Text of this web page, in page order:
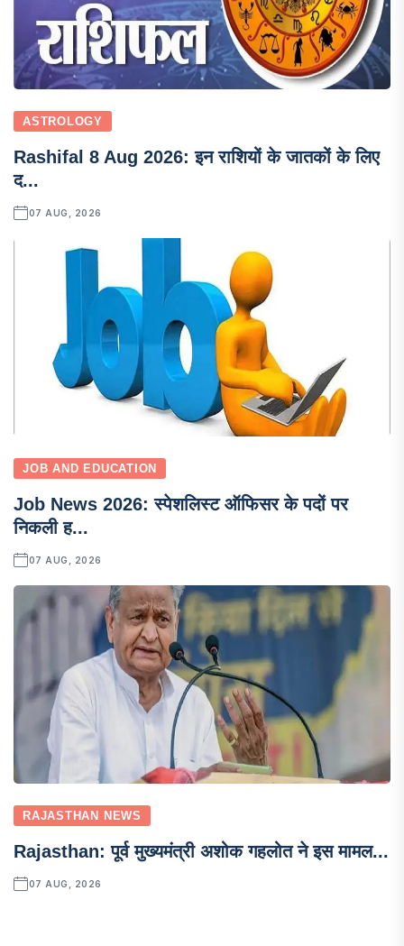
ASTROLOGY
Rashifal 8 Aug 2026: इन राशियों के जातकों के लिए
द...
07 AUG, 2026
JOB AND EDUCATION
Job News 2026: स्पेशलिस्ट ऑफिसर के पदों पर
निकली ह...
07 AUG, 2026
RAJASTHAN NEWS
Rajasthan: पूर्व मुख्यमंत्री अशोक गहलोत ने इस मामल...
07 AUG, 2026